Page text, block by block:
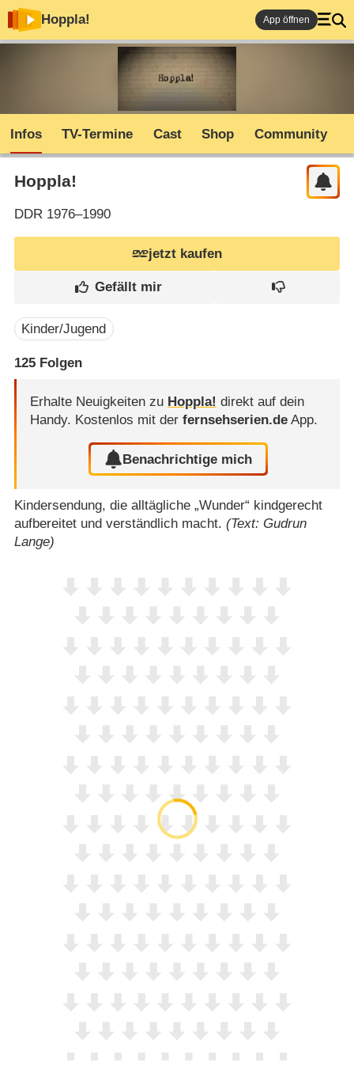
Hoppla! App öffnen
Infos TV-Termine Cast Shop Community
Hoppla!
DDR1976–1990
jetzt kaufen
Kinder/Jugend
125Folgen
Erhalte Neuigkeiten zu Hoppla! direkt auf dein
Handy. Kostenlos mit der fernsehserien.deApp.
Benachrichtige mich
Kindersendung, die alltägliche „Wunder“ kindgerecht
aufbereitet und verständlich macht. (Text: Gudrun
Lange)